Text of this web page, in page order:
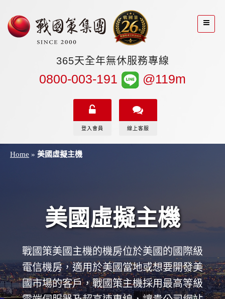
365天全年無休服務專線
0800-003-191 @119m
登入會員 線上客服
Home » 美國虛擬主機
美國虛擬主機
戰國策美國主機的機房位於美國的國際級
電信機房，適用於美國當地或想要開發美
國市場的客戶，戰國策主機採用最高等級